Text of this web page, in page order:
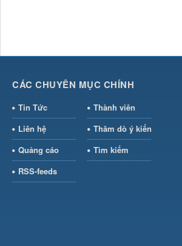
CÁC CHUYÊN MỤC CHÍNH
Tin Tức
Thành viên
Liên hệ
Thăm dò ý kiến
Quảng cáo
Tìm kiếm
RSS-feeds